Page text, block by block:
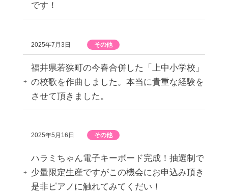
です！
2025年7月3日 その他
福井県若狭町の今春合併した「上中小学校」
の校歌を作曲しました。本当に貴重な経験を
させて頂きました。
2025年5月16日 その他
ハラミちゃん電子キーボード完成！抽選制で
少量限定生産ですがこの機会にお申込み頂き
是非ピアノに触れてみてくだい！